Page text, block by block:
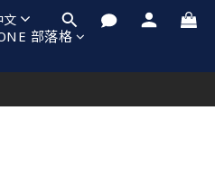
部落格
文
立即購買